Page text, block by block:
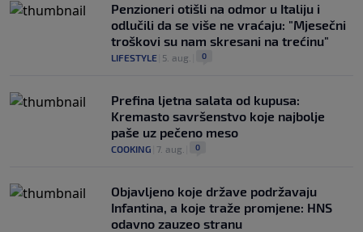
Penzioneri otišli na odmor u Italiju i
odlučili da se više ne vraćaju: "Mjesečni
troškovi su nam skresani na trećinu"
LIFESTYLE 5. aug. 0
Prefina ljetna salata od kupusa:
Kremasto savršenstvo koje najbolje
paše uz pečeno meso
COOKING 7. aug. 0
Objavljeno koje države podržavaju
Infantina, a koje traže promjene: HNS
odavno zauzeo stranu